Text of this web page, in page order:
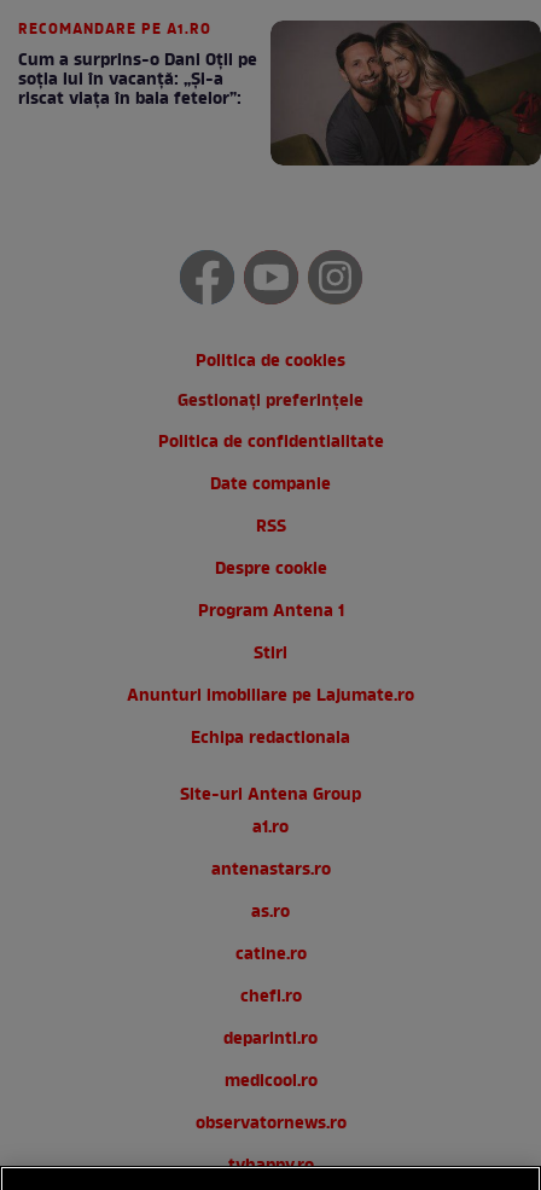
RECOMANDARE PE A1.RO
Cum a surprins-o Dani Oțil pe
soția lui în vacanță: „Și-a
riscat viața în baia fetelor”:
Politica de cookies
Gestionați preferințele
Politica de confidentialitate
Date companie
RSS
Despre cookie
Program Antena 1
Stiri
Anunturi imobiliare pe Lajumate.ro
Echipa redactionala
Site-uri Antena Group
a1.ro
antenastars.ro
as.ro
catine.ro
chefi.ro
deparinti.ro
medicool.ro
observatornews.ro
tvhappy.ro